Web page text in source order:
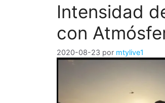
Intensidad
con
2020-08-23 por mtylive1